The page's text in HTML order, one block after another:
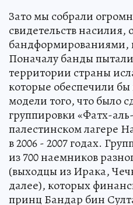
Зато мы собрали
свидетельств насилия,
Поначалу банды
территории страны
которые обеспечили
модели того, что было
группировки «Фатх-
палестинском лагере
в 2006 - 2007 годах.
из 700 наемников
(выходцы из Ирака,
далее), которых
принц Бандар бин